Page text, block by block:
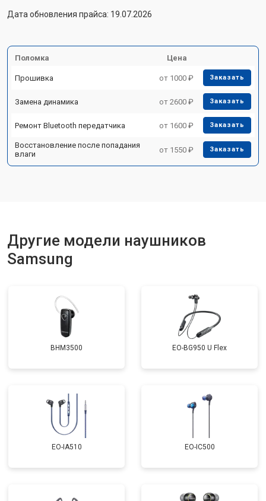
Дата обновления прайса: 19.07.2026
Поломка Цена
Прошивка от 1000 ₽ Заказать
Замена динамика от 2600 ₽ Заказать
Ремонт Bluetooth передатчика от 1600 ₽ Заказать
Восстановление после попадания
влаги
от 1550 ₽ Заказать
Другие модели наушников
Samsung
BHM3500 EO-BG950 U Flex
EO-IA510 EO-IC500